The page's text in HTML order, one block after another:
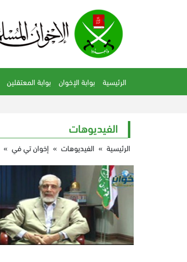
الرئيسية بوابة الإخوان بوابة المعتقلين
الفيديوهات
الرئيسية » الفيديوهات » إخوان تي في »